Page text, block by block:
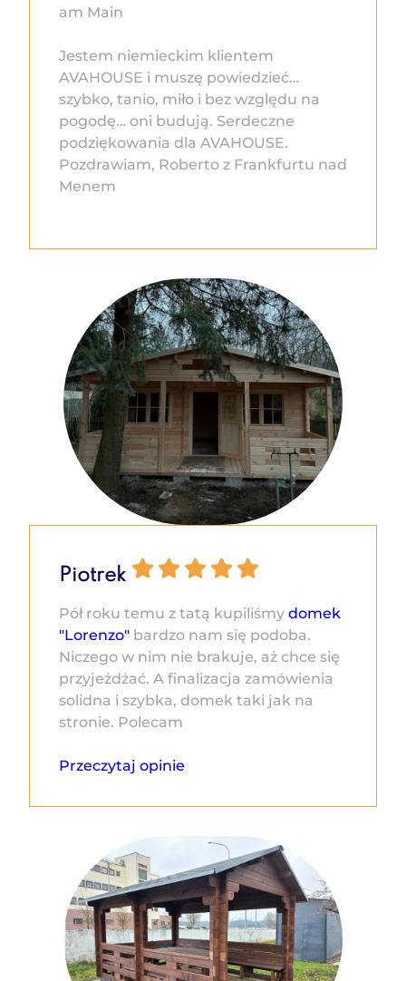
am Main
Jestem niemieckim klientem
AVAHOUSE i muszę powiedzieć…
szybko, tanio, miło i bez względu na
pogodę… oni budują. Serdeczne
podziękowania dla AVAHOUSE.
Pozdrawiam, Roberto z Frankfurtu nad
Menem
Piotrek
Pół roku temu z tatą kupiliśmy domek
"Lorenzo" bardzo nam się podoba.
Niczego w nim nie brakuje, aż chce się
przyjeżdżać. A finalizacja zamówienia
solidna i szybka, domek taki jak na
stronie. Polecam
Przeczytaj opinie